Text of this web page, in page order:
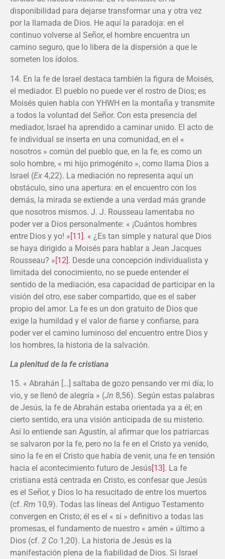
disponibilidad para dejarse transformar una y otra vez
por la llamada de Dios. He aquí la paradoja: en el
continuo volverse al Señor, el hombre encuentra un
camino seguro, que lo libera de la dispersión a que le
someten los ídolos.
14. En la fe de Israel destaca también la figura de Moisés,
el mediador. El pueblo no puede ver el rostro de Dios; es
Moisés quien habla con YHWH en la montaña y transmite
a todos la voluntad del Señor. Con esta presencia del
mediador, Israel ha aprendido a caminar unido. El acto de
fe individual se inserta en una comunidad, en el «
nosotros » común del pueblo que, en la fe, es como un
solo hombre, « mi hijo primogénito », como llama Dios a
Israel (Ex 4,22). La mediación no representa aquí un
obstáculo, sino una apertura: en el encuentro con los
demás, la mirada se extiende a una verdad más grande
que nosotros mismos. J. J. Rousseau lamentaba no
poder ver a Dios personalmente: « ¡Cuántos hombres
entre Dios y yo! »[11]. « ¿Es tan simple y natural que Dios
se haya dirigido a Moisés para hablar a Jean Jacques
Rousseau? »[12]. Desde una concepción individualista y
limitada del conocimiento, no se puede entender el
sentido de la mediación, esa capacidad de participar en la
visión del otro, ese saber compartido, que es el saber
propio del amor. La fe es un don gratuito de Dios que
exige la humildad y el valor de fiarse y confiarse, para
poder ver el camino luminoso del encuentro entre Dios y
los hombres, la historia de la salvación.
La plenitud de la fe cristiana
15. « Abrahán […] saltaba de gozo pensando ver mi día; lo
vio, y se llenó de alegría » (Jn 8,56). Según estas palabras
de Jesús, la fe de Abrahán estaba orientada ya a él; en
cierto sentido, era una visión anticipada de su misterio.
Así lo entiende san Agustín, al afirmar que los patriarcas
se salvaron por la fe, pero no la fe en el Cristo ya venido,
sino la fe en el Cristo que había de venir, una fe en tensión
hacia el acontecimiento futuro de Jesús[13] . La fe
cristiana está centrada en Cristo, es confesar que Jesús
es el Señor, y Dios lo ha resucitado de entre los muertos
(cf. Rm 10,9). Todas las líneas del Antiguo Testamento
convergen en Cristo; él es el « sí » definitivo a todas las
promesas, el fundamento de nuestro « amén » último a
Dios (cf. 2 Co 1,20). La historia de Jesús es la
manifestación plena de la fiabilidad de Dios. Si Israel